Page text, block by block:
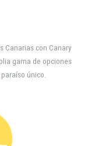
Canarias con Canary
gama de opciones
único.